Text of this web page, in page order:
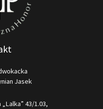
Jasek
43/1.03,